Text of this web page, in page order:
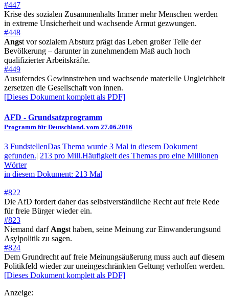
#447
Krise des sozialen Zusammenhalts Immer mehr Menschen werden
in extreme Unsicherheit und wachsende Armut gezwungen.
#448
Angst vor sozialem Absturz prägt das Leben großer Teile der
Bevölkerung – darunter in zunehmendem Maß auch hoch
qualifizierter Arbeitskräfte.
#449
Ausuferndes Gewinnstreben und wachsende materielle Ungleichheit
zersetzen die Gesellschaft von innen.
[Dieses Dokument komplett als PDF]
AFD - Grundsatzprogramm
Programm für Deutschland. vom 27.06.2016
3 FundstellenDas Thema wurde 3 Mal in diesem Dokument
gefunden.| 213 pro Mill.Häufigkeit des Themas pro eine Millionen
Wörter
in diesem Dokument: 213 Mal
#822
Die AfD fordert daher das selbstverständliche Recht auf freie Rede
für freie Bürger wieder ein.
#823
Niemand darf Angst haben, seine Meinung zur Einwanderungsund
Asylpolitik zu sagen.
#824
Dem Grundrecht auf freie Meinungsäußerung muss auch auf diesem
Politikfeld wieder zur uneingeschränkten Geltung verholfen werden.
[Dieses Dokument komplett als PDF]
Anzeige: